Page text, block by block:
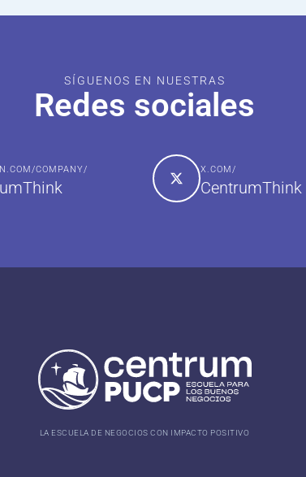
SÍGUENOS EN NUESTRAS
Redes sociales
COMPANY/ X.COM/
CentrumThink
LA ESCUELA DE NEGOCIOS CON IMPACTO POSITIVO